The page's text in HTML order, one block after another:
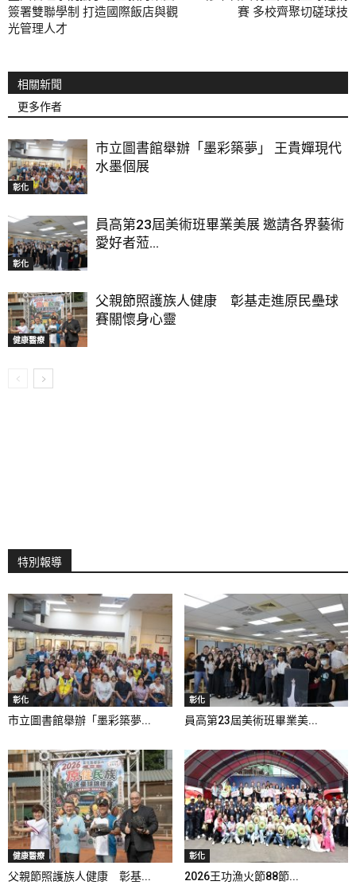
簽署雙聯學制 打造國際飯店與觀
光管理人才
賽 多校齊聚切磋球技
相關新聞
更多作者
彰化
市立圖書館舉辦「墨彩築夢」 王貴嬋現代
水墨個展
彰化
員高第23屆美術班畢業美展 邀請各界藝術
愛好者蒞...
健康醫療
父親節照護族人健康 彰基走進原民壘球
賽關懷身心靈
特別報導
彰化
市立圖書館舉辦「墨彩築夢...
彰化
員高第23屆美術班畢業美...
健康醫療
父親節照護族人健康 彰基...
彰化
2026王功漁火節88節...